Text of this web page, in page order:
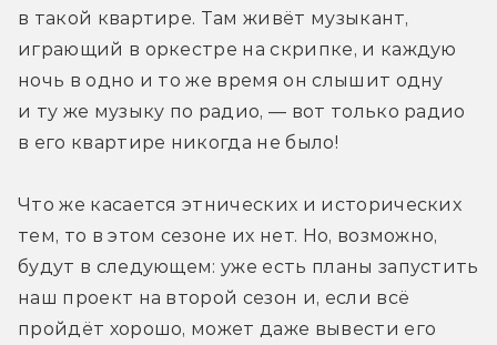
в такой квартире. Там живёт музыкант,
играющий в оркестре на скрипке, и каждую
ночь в одно и то же время он слышит одну
и ту же музыку по радио, — вот только радио
в его квартире никогда не было!
Что же касается этнических и исторических
тем, то в этом сезоне их нет. Но, возможно,
будут в следующем: уже есть планы запустить
наш проект на второй сезон и, если всё
пройдёт хорошо, может даже вывести его